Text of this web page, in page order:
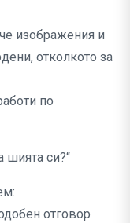
изображения и
отколкото за
по
шията си?“
отговор